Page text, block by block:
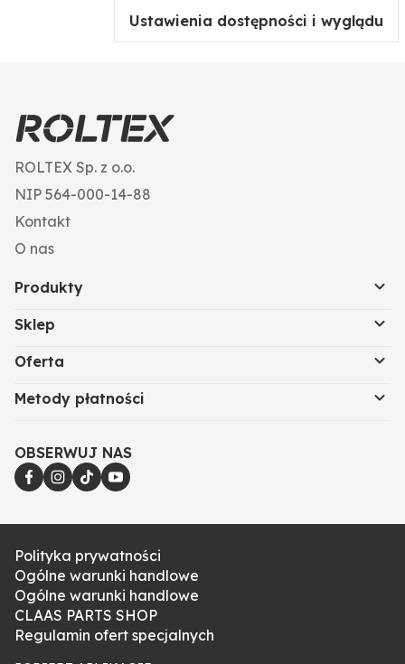
Ustawienia dostępności i wyglądu
ROLTEX Sp. z o.o.
NIP 564-000-14-88
Kontakt
O nas
Produkty
Sklep
Oferta
Metody płatności
OBSERWUJ NAS
Polityka prywatności
Ogólne warunki handlowe
Ogólne warunki handlowe
CLAAS PARTS SHOP
Regulamin ofert specjalnych